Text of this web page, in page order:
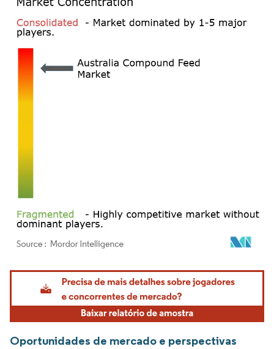
Imagem © Mordor Intelligence. O reuso requer atribuição conforme CC BY 4.0.
Oportunidades de mercado e perspectivas